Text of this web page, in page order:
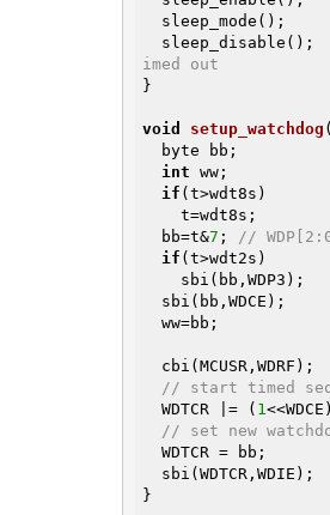
imed out
}
void setup_watchdog
int ww;
if (t>wdt8s)
  bb=t&
7 ; //
if (t>wdt2s)
// start timed
  WDTCR |= (
1
// set new
}